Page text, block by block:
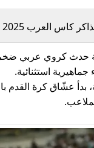
العرب 2025 في قطر
استثنائية.
بدأ عشّاق كرة